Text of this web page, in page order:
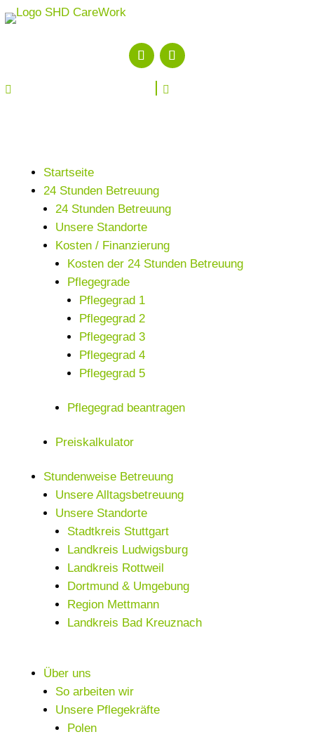
 
Startseite
24 Stunden Betreuung
24 Stunden Betreuung
Unsere Standorte
Kosten / Finanzierung
Kosten der 24 Stunden Betreuung
Pflegegrade
Pflegegrad 1
Pflegegrad 2
Pflegegrad 3
Pflegegrad 4
Pflegegrad 5
Pflegegrad beantragen
Preiskalkulator
Stundenweise Betreuung
Unsere Alltagsbetreuung
Unsere Standorte
Stadtkreis Stuttgart
Landkreis Ludwigsburg
Landkreis Rottweil
Dortmund & Umgebung
Region Mettmann
Landkreis Bad Kreuznach
Über uns
So arbeiten wir
Unsere Pflegekräfte
Polen